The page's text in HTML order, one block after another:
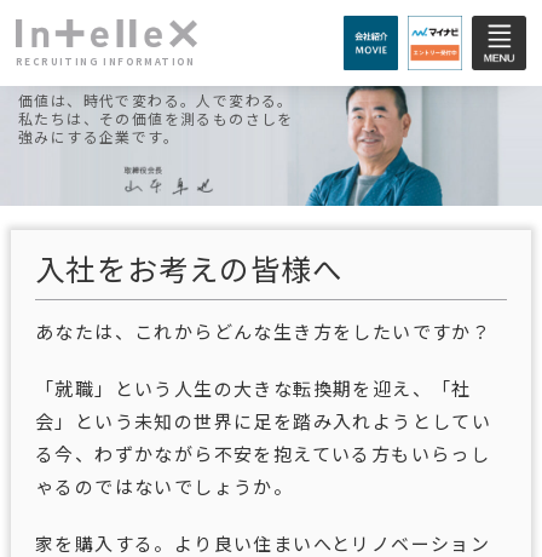
RECRUITING INFORMATION
価値は、時代で変わる。人で変わる。
私たちは、その価値を測るものさしを
強みにする企業です。
入社をお考えの皆様へ
あなたは、これからどんな生き方をしたいですか？
「就職」という人生の大きな転換期を迎え、「社
会」という未知の世界に足を踏み入れようとしてい
る今、わずかながら不安を抱えている方もいらっし
ゃるのではないでしょうか。
家を購入する。より良い住まいへとリノベーション